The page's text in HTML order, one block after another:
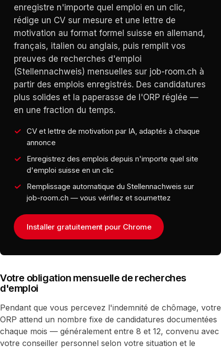
enregistre n'importe quel emploi en un clic,
rédige un CV sur mesure et une lettre de
motivation au format formel suisse en allemand,
français, italien ou anglais, puis remplit vos
preuves de recherches d'emploi
(Stellennachweis) mensuelles sur job-room.ch à
partir des emplois enregistrés. Des candidatures
plus solides et la paperasse de l'ORP réglée —
en une fraction du temps.
CV et lettre de motivation par IA, adaptés à chaque
annonce
Enregistrez des emplois depuis n'importe quel site
d'emploi suisse en un clic
Remplissage automatique du Stellennachweis sur
job-room.ch — vous vérifiez et soumettez
Installer gratuitement pour Chrome
Votre obligation mensuelle de recherches
d'emploi
Pendant que vous percevez l'indemnité de chômage, votre
ORP attend un nombre fixe de candidatures documentées
chaque mois — généralement entre 8 et 12, convenu avec
votre conseiller personnel selon votre situation et le